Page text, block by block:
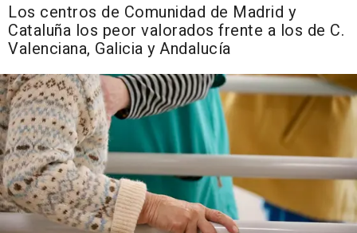
Los centros de Comunidad de Madrid y
Cataluña los peor valorados frente a los de C.
Valenciana, Galicia y Andalucía